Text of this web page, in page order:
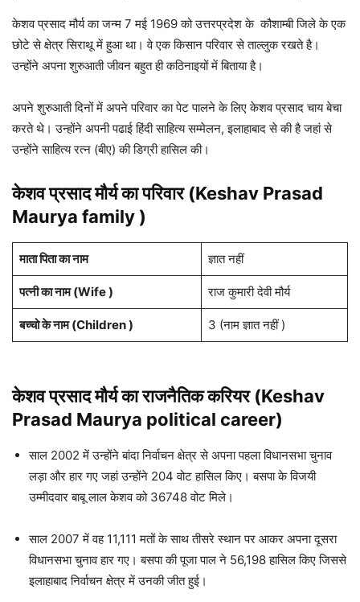
केशव प्रसाद मौर्य का जन्म 7 मई 1969 को उत्तरप्रदेश के कौशाम्बी जिले के एक
छोटे से क्षेत्र सिराथू में हुआ था। वे एक किसान परिवार से ताल्लुक रखते है।
उन्होंने अपना शुरुआती जीवन बहुत ही कठिनाइयों में बिताया है।
अपने शुरुआती दिनों में अपने परिवार का पेट पालने के लिए केशव प्रसाद चाय बेचा
करते थे। उन्होंने अपनी पढाई हिंदी साहित्य सम्मेलन, इलाहाबाद से की है जहां से
उन्होंने साहित्य रत्न (बीए) की डिग्री हासिल की।
केशव प्रसाद मौर्य का परिवार (Keshav Prasad
Maurya family )
माता पिता का नाम ज्ञात नहीं
पत्नी का नाम (Wife ) राज कुमारी देवी मौर्य
बच्चो के नाम (Children ) 3 (नाम ज्ञात नहीं )
केशव प्रसाद मौर्य का राजनैतिक करियर (Keshav
Prasad Maurya political career)
साल 2002 में उन्होंने बांदा निर्वाचन क्षेत्र से अपना पहला विधानसभा चुनाव
लड़ा और हार गए जहां उन्होंने 204 वोट हासिल किए। बसपा के विजयी
उम्मीदवार बाबू लाल केशव को 36748 वोट मिले।
साल 2007 में वह 11,111 मतों के साथ तीसरे स्थान पर आकर अपना दूसरा
विधानसभा चुनाव हार गए। बसपा की पूजा पाल ने 56,198 हासिल किए जिससे
इलाहाबाद निर्वाचन क्षेत्र में उनकी जीत हुई।